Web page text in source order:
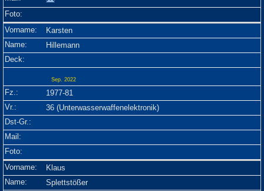
Karsten
Hillemann
Sep. 2022
1977-81
36 (Unterwasserwaffenelektronik)
Klaus
Splettstößer